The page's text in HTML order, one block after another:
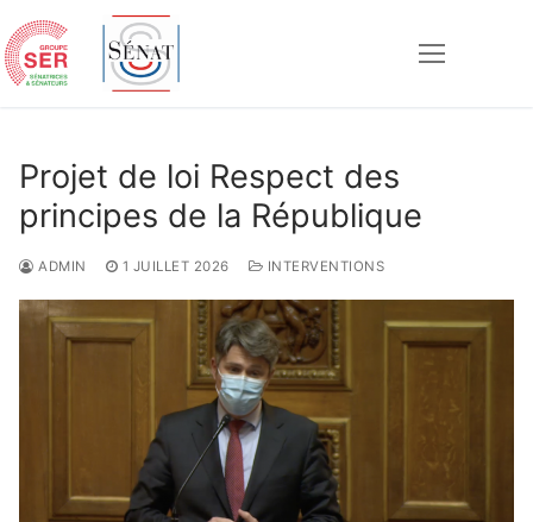
au
contenu
Projet de loi Respect des
principes de la République
ADMIN 1 JUILLET 2026 INTERVENTIONS